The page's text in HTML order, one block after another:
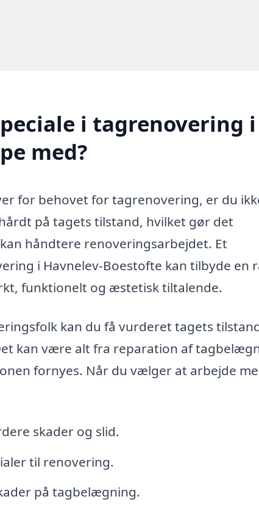
i tagrenovering i
med?
for behovet for tagrenovering, er du
på tagets tilstand, hvilket gør det
håndtere renoveringsarbejdet. Et
i Havnelev-Boestofte kan tilbyde en
funktionelt og æstetisk tiltalende.
kan du få vurderet tagets
kan være alt fra reparation af
fornyes. Når du vælger at arbejde
skader og slid.
til renovering.
på tagbelægning.